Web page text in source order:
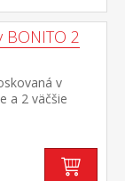
BONITO 2
v
a 2 väčšie